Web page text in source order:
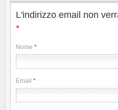
L'indirizzo email non
*
Nome *
Email *